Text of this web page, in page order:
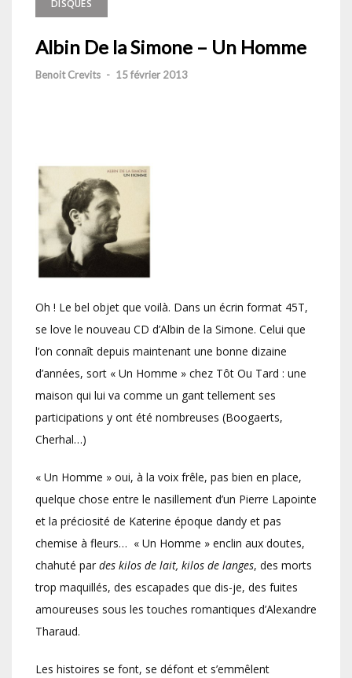
DISQUES
Albin De la Simone – Un Homme
Benoit Crevits - 15 février 2013
Oh ! Le bel objet que voilà. Dans un écrin format 45T,
se love le nouveau CD d’Albin de la Simone. Celui que
l’on connaît depuis maintenant une bonne dizaine
d’années, sort « Un Homme » chez Tôt Ou Tard : une
maison qui lui va comme un gant tellement ses
participations y ont été nombreuses (Boogaerts,
Cherhal…)
« Un Homme » oui, à la voix frêle, pas bien en place,
quelque chose entre le nasillement d’un Pierre Lapointe
et la préciosité de Katerine époque dandy et pas
chemise à fleurs… « Un Homme » enclin aux doutes,
chahuté par des kilos de lait, kilos de langes, des morts
trop maquillés, des escapades que dis-je, des fuites
amoureuses sous les touches romantiques d’Alexandre
Tharaud.
Les histoires se font, se défont et s’emmêlent